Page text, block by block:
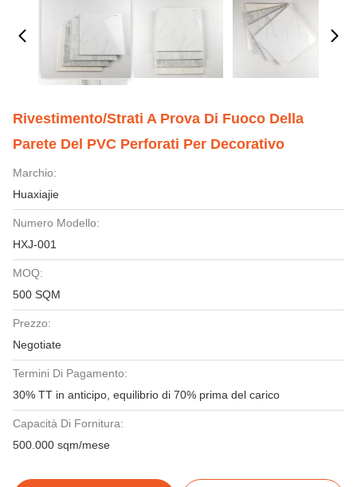
Rivestimento/strati A Prova Di Fuoco Della
Parete Del PVC Perforati Per Decorativo
Marchio:
Huaxiajie
Numero Modello:
HXJ-001
MOQ:
500 SQM
Prezzo:
Negotiate
Termini Di Pagamento:
30% TT in anticipo, equilibrio di 70% prima del carico
Capacità Di Fornitura:
500.000 sqm/mese